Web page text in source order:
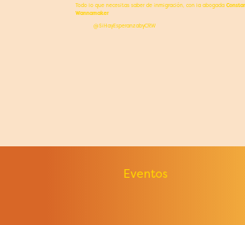
Todo lo que necesitas saber de inmigración, con la abogada
Wannamaker
@SiHayEsperanzabyCRW
Eventos